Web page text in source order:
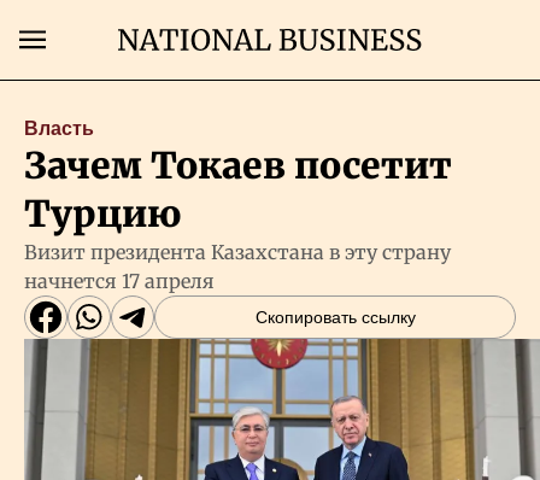
Главная
Экономика
Бизнес
Рынки
Технологии
Власть
Зачем Токаев посетит
Турцию
Визит президента Казахстана в эту страну
начнется 17 апреля
Скопировать ссылку